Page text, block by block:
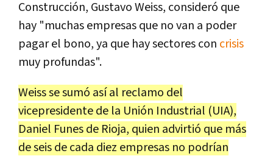
Construcción, Gustavo Weiss, consideró que
hay "muchas empresas que no van a poder
pagar el bono, ya que hay sectores con crisis
muy profundas".
Weiss se sumó así al reclamo del
vicepresidente de la Unión Industrial (UIA),
Daniel Funes de Rioja, quien advirtió que más
de seis de cada diez empresas no podrían